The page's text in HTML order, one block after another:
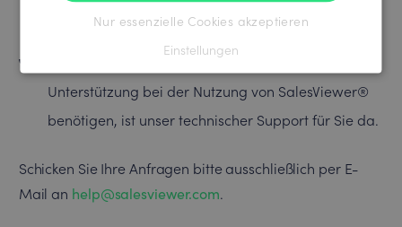
Lizenzen Unterstützung erhalten.
Bei technischen Problemen oder wenn Sie
Unterstützung bei der Nutzung von SalesViewer®
benötigen, ist unser technischer Support für Sie da.
Schicken Sie Ihre Anfragen bitte ausschließlich per E-
Mail an help@salesviewer.com.
Nur essenzielle Cookies akzeptieren
Einstellungen